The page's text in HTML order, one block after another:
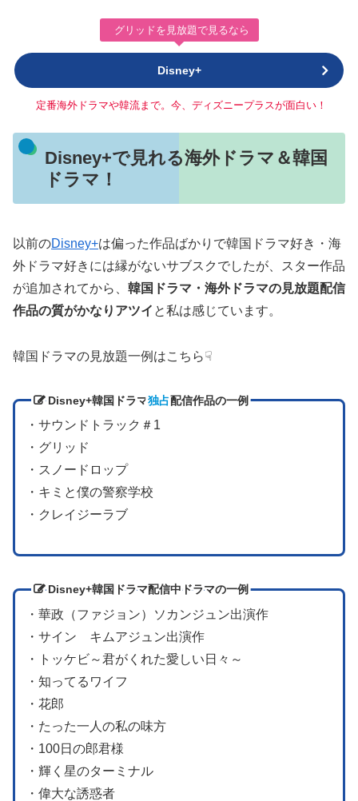
グリッドを見放題で見るなら
Disney+
定番海外ドラマや韓流まで。今、ディズニープラスが面白い！
Disney+で見れる海外ドラマ＆韓国
ドラマ！
以前のDisney+は偏った作品ばかりで韓国ドラマ好き・海
外ドラマ好きには縁がないサブスクでしたが、スター作品
が追加されてから、 韓国ドラマ・ 海外ドラマの見放題配信
作品の質がかなりアツイ と私は感じています。
韓国ドラマの見放題一例はこちら☟
Disney+韓国ドラマ独占配信作品の一例
・サウンドトラック＃1
・グリッド
・スノードロップ
・キミと僕の警察学校
・クレイジーラブ
Disney+韓国ドラマ配信中ドラマの一例
・華政（ファジョン）ソカンジュン出演作
・サイン キムアジュン出演作
・トッケビ～君がくれた愛しい日々～
・知ってるワイフ
・花郎
・たった一人の私の味方
・100日の郎君様
・輝く星のターミナル
・偉大な誘惑者